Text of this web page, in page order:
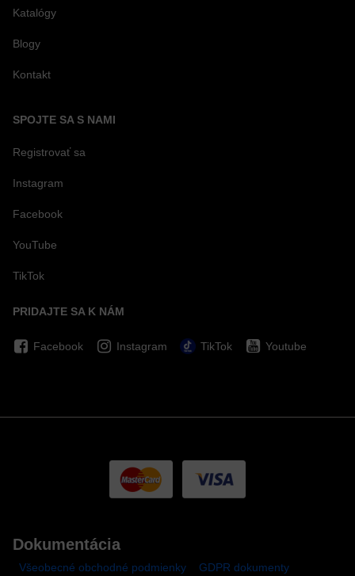
Katalógy
Blogy
Kontakt
SPOJTE SA S NAMI
Registrovať sa
Instagram
Facebook
YouTube
TikTok
PRIDAJTE SA K NÁM
Facebook Instagram TikTok Youtube
Dokumentácia
Všeobecné obchodné podmienky GDPR dokumenty